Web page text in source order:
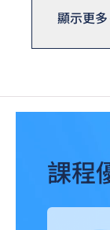
學士學位課
計，確保學
integrated
顯示更多
課程